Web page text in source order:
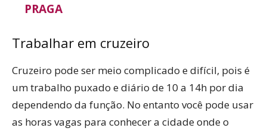
PRAGA
Trabalhar em cruzeiro
Cruzeiro pode ser meio complicado e difícil, pois é
um trabalho puxado e diário de 10 a 14h por dia
dependendo da função. No entanto você pode usar
as horas vagas para conhecer a cidade onde o